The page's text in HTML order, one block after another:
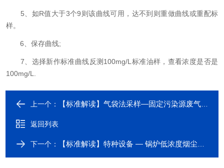
5、如R值大于3个9则该曲线可用，达不到则重做曲线或重配标
样。
6、保存曲线;
7、选择新作标准曲线反测100mg/L标准油样，查看浓度是否是
100mg/L.
上一个： 【标准解读】气袋法采样—固定污染源废气 苯系物测定
返回列表
下一个： 【标准解读】特种设备 — 锅炉低浓度烟尘（颗粒物）测定 β射线法